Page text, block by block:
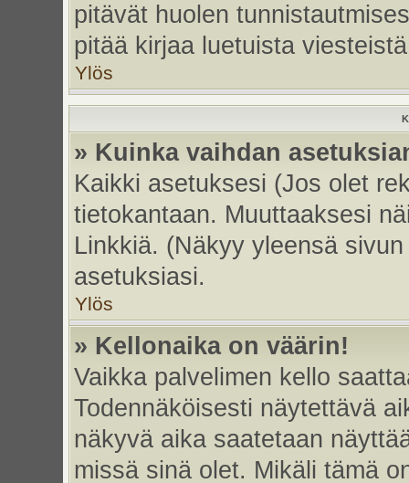
pitävät huolen
pitää kirjaa luetuista
Ylös
» Kuinka vaihdan
Kaikki asetuksesi (Jos olet
tietokantaan. Muuttaaksesi
Linkkiä. (Näkyy yleensä
asetuksiasi.
Ylös
» Kellonaika on väärin!
Vaikka palvelimen kello
Todennäköisesti näytettävä
näkyvä aika saatetaan
missä sinä olet. Mikäli tämä